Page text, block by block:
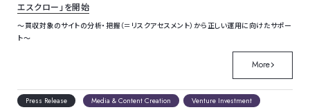
エスクロー」を開始
～買収対象のサイトの分析・把握（＝リスクアセスメント）から正しい運用に向けたサポー
ト～
More
Press Release Media & Content Creation
Venture Investment